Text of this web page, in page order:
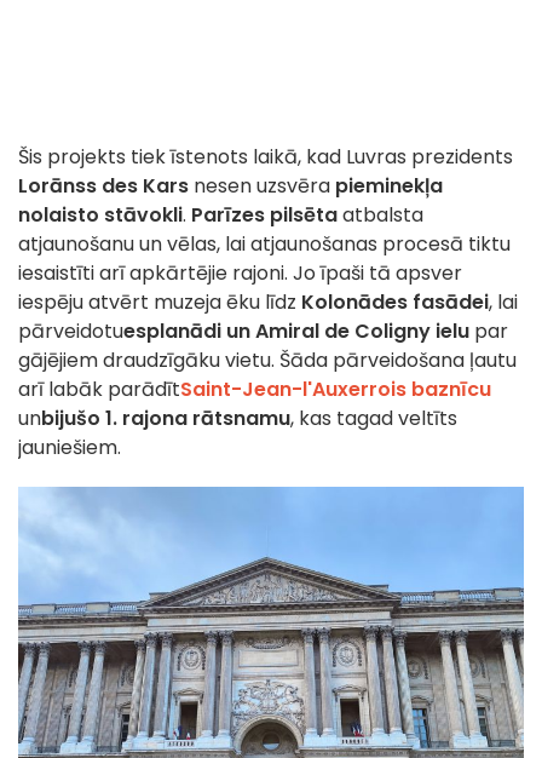
Šis projekts tiek īstenots laikā, kad Luvras prezidents
Lorānss des Kars nesen uzsvēra pieminekļa
nolaisto stāvokli. Parīzes pilsētaatbalsta
atjaunošanu un vēlas, lai atjaunošanas procesā tiktu
iesaistīti arī apkārtējie rajoni. Jo īpaši tā apsver
iespēju atvērt muzeja ēku līdz Kolonādes fasādei, lai
pārveidotuesplanādi un Amiral de Coligny ielu par
gājējiem draudzīgāku vietu. Šāda pārveidošana ļautu
arī labāk parādītSaint-Jean-l'Auxerrois baznīcu
unbijušo 1. rajona rātsnamu, kas tagad veltīts
jauniešiem.